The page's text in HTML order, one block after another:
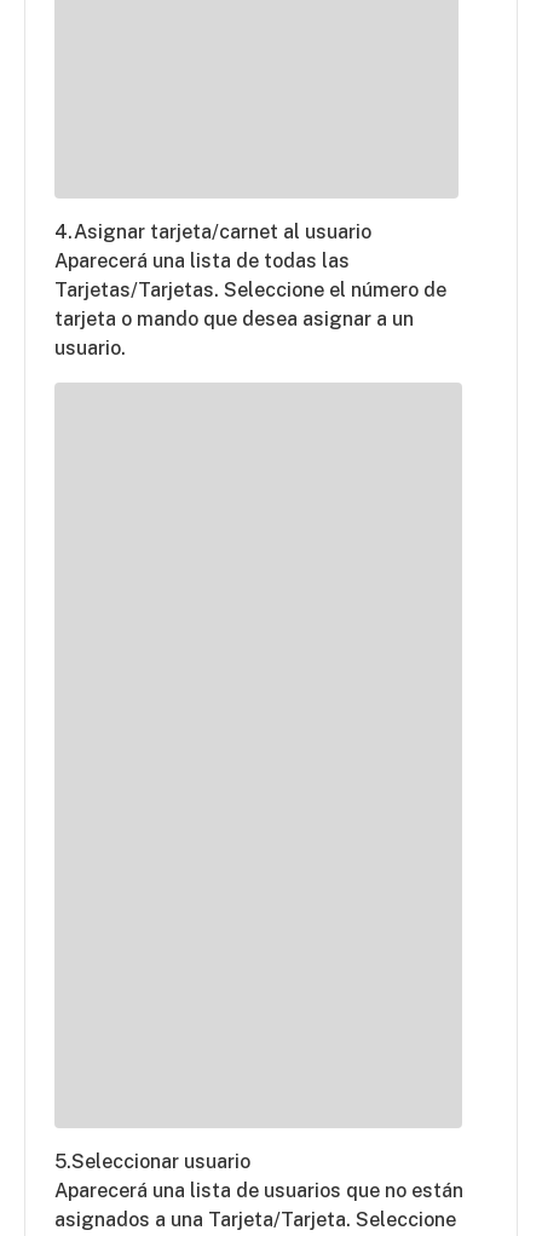
4.Asignar tarjeta/carnet al usuario
Aparecerá una lista de todas las
Tarjetas/Tarjetas. Seleccione el número de
tarjeta o mando que desea asignar a un
usuario.
5.Seleccionar usuario
Aparecerá una lista de usuarios que no están
asignados a una Tarjeta/Tarjeta. Seleccione